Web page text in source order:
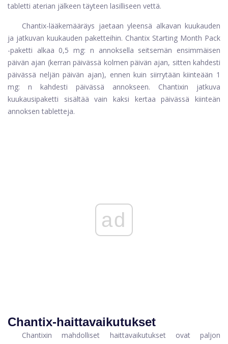
tabletti aterian jälkeen täyteen lasilliseen vettä.
Chantix-lääkemääräys jaetaan yleensä alkavan kuukauden
ja jatkuvan kuukauden paketteihin. Chantix Starting Month Pack
-paketti alkaa 0,5 mg: n annoksella seitsemän ensimmäisen
päivän ajan (kerran päivässä kolmen päivän ajan, sitten kahdesti
päivässä neljän päivän ajan), ennen kuin siirrytään kiinteään 1
mg: n kahdesti päivässä annokseen.
Chantixin jatkuva
kuukausipaketti
sisältää vain kaksi kertaa päivässä kiinteän
annoksen tabletteja.
ad
Chantix-haittavaikutukset
Chantixin mahdolliset haittavaikutukset ovat paljon